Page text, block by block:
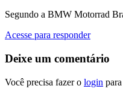
Segundo a BMW Motorrad
Acesse para responder
Deixe um comentário
Você precisa fazer o login